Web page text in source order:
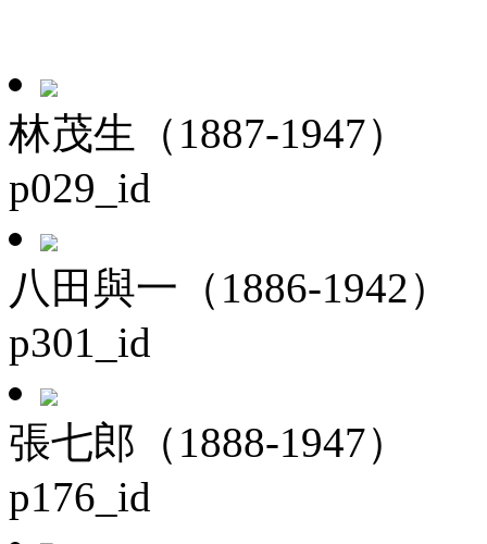
林茂生（1887-1947）
p029_id
八田與一（1886-1942）
p301_id
張七郎（1888-1947）
p176_id